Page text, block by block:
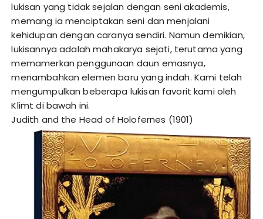
lukisan yang tidak sejalan dengan seni akademis,
memang ia menciptakan seni dan menjalani
kehidupan dengan caranya sendiri. Namun demikian,
lukisannya adalah mahakarya sejati, terutama yang
memamerkan penggunaan daun emasnya,
menambahkan elemen baru yang indah. Kami telah
mengumpulkan beberapa lukisan favorit kami oleh
Klimt di bawah ini.
Judith and the Head of Holofernes (1901)